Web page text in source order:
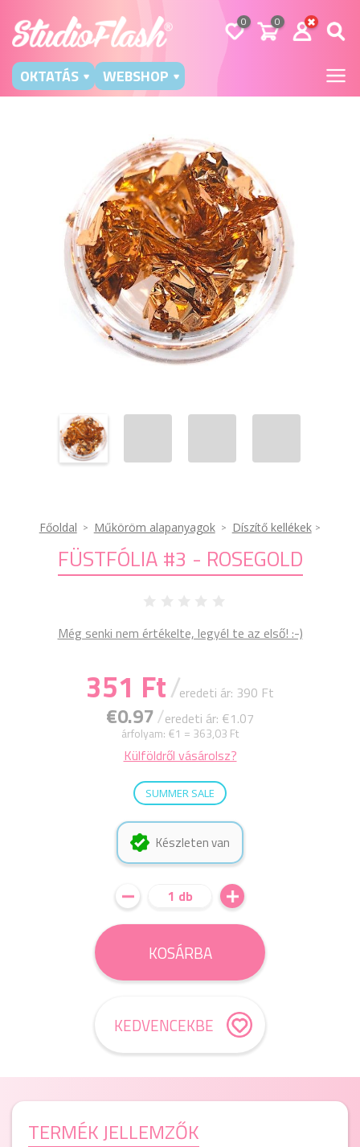
0 0
OKTATÁS WEBSHOP
Főoldal Műköröm alapanyagok Díszítő kellékek
FÜSTFÓLIA #3 - ROSEGOLD
Még senki nem értékelte, legyél te az első! :-)
351 Ft/eredeti ár: 390 Ft
€0.97/eredeti ár: €1.07
árfolyam: €1 = 363,03 Ft
Külföldről vásárolsz?
SUMMER SALE
Készleten van
1 db
KOSÁRBA
KEDVENCEKBE
TERMÉK JELLEMZŐK